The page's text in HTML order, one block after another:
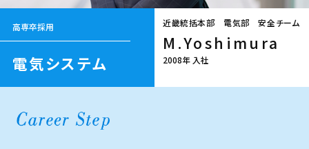
高専卒採用
電気システム
近畿統括本部 電気部 安全チーム
M.Yoshimura
2008年 入社